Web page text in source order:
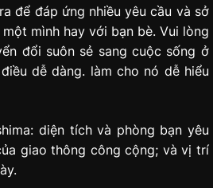
để đáp ứng nhiều yêu cầu và sở
mình hay với bạn bè. Vui lòng
đổi suôn sẻ sang cuộc sống ở
dễ dàng. làm cho nó dễ hiểu
diện tích và phòng bạn yêu
giao thông công cộng; và vị trí